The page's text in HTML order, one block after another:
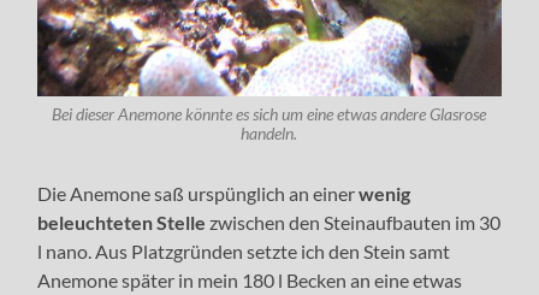
Bei dieser Anemone könnte es sich um eine etwas andere Glasrose
handeln.
Die Anemone saß urspünglich an einerwenig
beleuchteten Stelle zwischen den Steinaufbauten im 30
l nano. Aus Platzgründen setzte ich den Stein samt
Anemone später in mein 180 l Becken an eine etwas